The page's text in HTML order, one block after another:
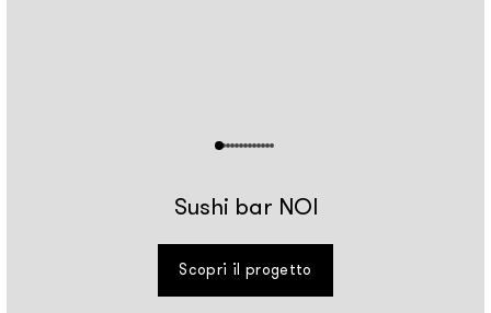
Sushi bar NOI
Scopri il progetto